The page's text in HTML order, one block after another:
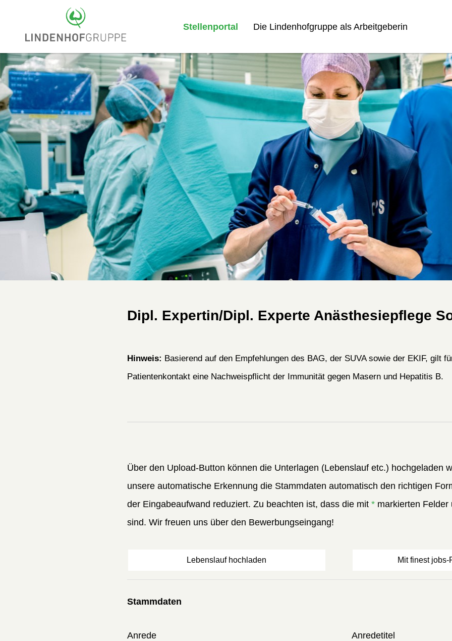
Stellenportal Die Lindenhofgruppe als Arbeitgeberin
Dipl. Expertin/Dipl. Experte Anästhesiepflege
Hinweis: Basierend auf den Empfehlungen des BAG, der SUVA sowie der EKIF, gilt
Patientenkontakt eine Nachweispflicht der Immunität gegen Masern und Hepatitis B.
Über den Upload-Button können die Unterlagen (Lebenslauf etc.) hochgeladen
unsere automatische Erkennung die Stammdaten automatisch den richtigen
der Eingabeaufwand reduziert. Zu beachten ist, dass die mit * markierten Felder
sind. Wir freuen uns über den Bewerbungseingang!
Lebenslauf hochladen Mit finest
Stammdaten
Anrede Anredetitel